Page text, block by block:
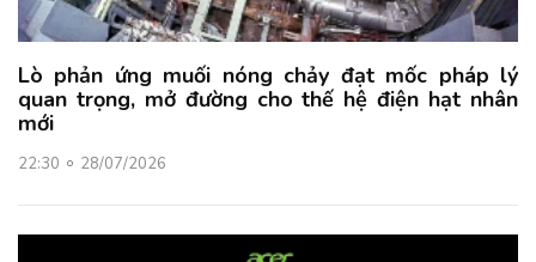
Lò phản ứng muối nóng chảy đạt mốc pháp lý
quan trọng, mở đường cho thế hệ điện hạt nhân
mới
22:30 28/07/2026